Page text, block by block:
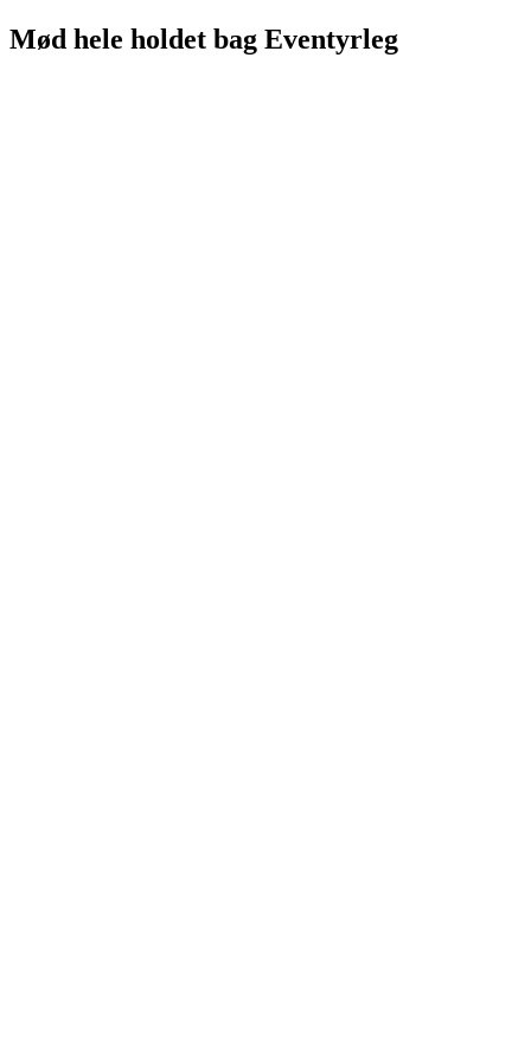
Mød hele holdet bag Eventyrleg